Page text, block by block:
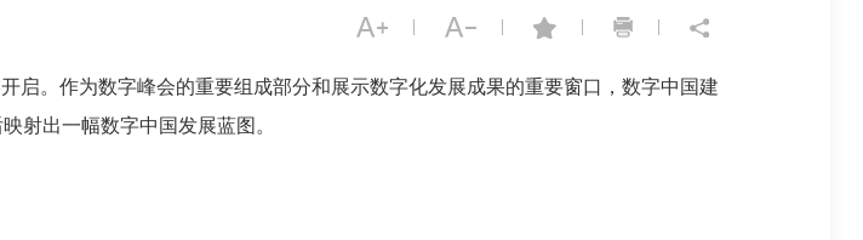
。作为数字峰会的重要组成部分和展示数字化发展成果的重要窗口，数字中国建
射出一幅数字中国发展蓝图。